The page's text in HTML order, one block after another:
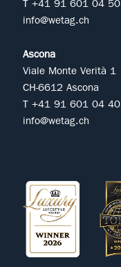
T +41 91 601 04 50
info@wetag.ch
Ascona
Viale Monte Verità 1
CH-6612 Ascona
T +41 91 601 04 40
info@wetag.ch